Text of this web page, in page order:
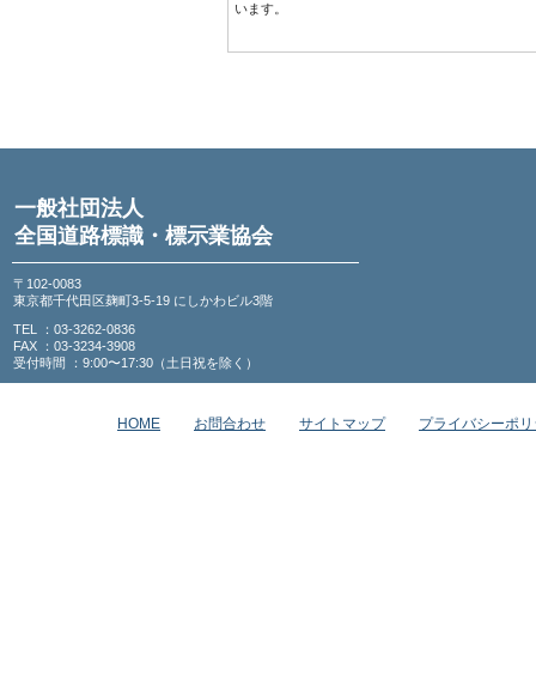
います。
一般社団法人
全国道路標識・標示業協会
〒102-0083
東京都千代田区麹町3-5-19 にしかわビル3階
TEL ：03-3262-0836
FAX ：03-3234-3908
受付時間 ：9:00〜17:30（土日祝を除く）
HOME お問合わせ サイトマップ プライバシーポ